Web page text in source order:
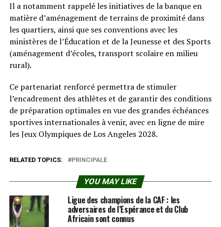
Il a notamment rappelé les initiatives de la banque en
matière d’aménagement de terrains de proximité dans
les quartiers, ainsi que ses conventions avec les
ministères de l’Éducation et de la Jeunesse et des Sports
(aménagement d’écoles, transport scolaire en milieu
rural).
Ce partenariat renforcé permettra de stimuler
l’encadrement des athlètes et de garantir des conditions
de préparation optimales en vue des grandes échéances
sportives internationales à venir, avec en ligne de mire
les Jeux Olympiques de Los Angeles 2028.
RELATED TOPICS: PRINCIPALE
YOU MAY LIKE
Ligue des champions de la CAF : les
adversaires de l’Espérance et du Club
Africain sont connus